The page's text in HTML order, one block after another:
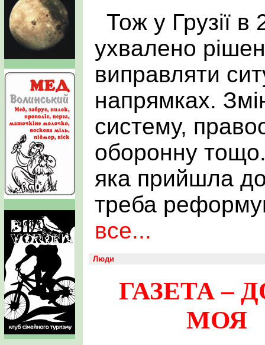
Тож у Грузії в
ухвалено
виправляти
напрямках.
систему,
оборонну
яка прийшла
треба
все...
Люди
ГАЗЕТА –
МОЯ